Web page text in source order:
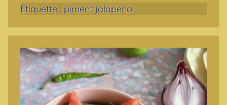
Étiquette : piment jalapeno